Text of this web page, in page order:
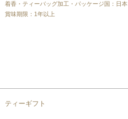
着香・ティーバッグ加工・パッケージ国：日本
賞味期限：1年以上
ティーギフト